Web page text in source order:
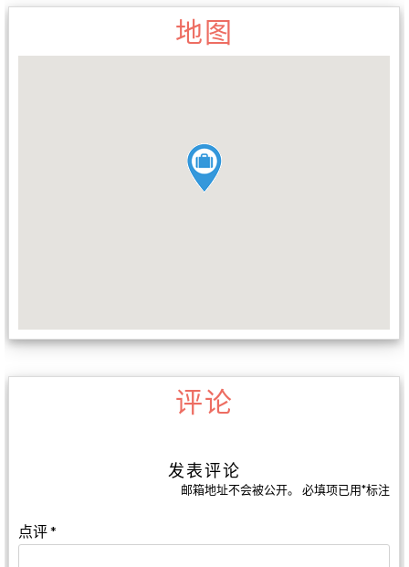
地图
评论
发表评论
邮箱地址不会被公开。 必填项已用*标注
点评*